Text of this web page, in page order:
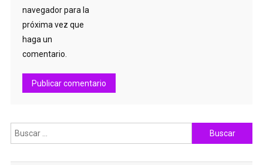
navegador para la
próxima vez que
haga un
comentario.
Buscar: